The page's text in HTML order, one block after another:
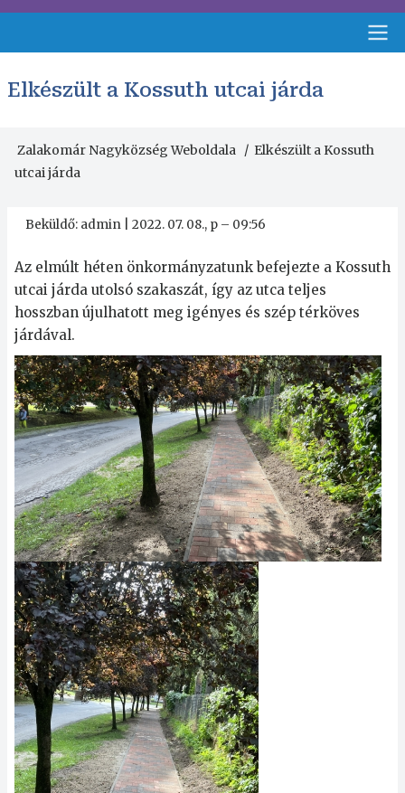
Ugrás
Fejléc
Elkészült a Kossuth utcai járda
Morzsa
Zalakomár Nagyközség Weboldala
Elkészült a Kossuth
utcai járda
Beküldő: admin 2022. 07. 08., p – 09:56
Az elmúlt héten önkormányzatunk befejezte a Kossuth
utcai járda utolsó szakaszát, így az utca teljes
hosszban újulhatott meg igényes és szép térköves
járdával.